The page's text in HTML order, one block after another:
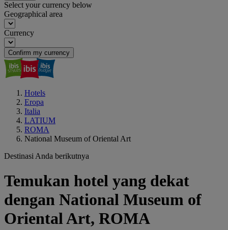
Select your currency below
Geographical area
Currency
Confirm my currency
Hotels
Eropa
Italia
LATIUM
ROMA
National Museum of Oriental Art
Destinasi Anda berikutnya
Temukan hotel yang dekat
dengan National Museum of
Oriental Art, ROMA